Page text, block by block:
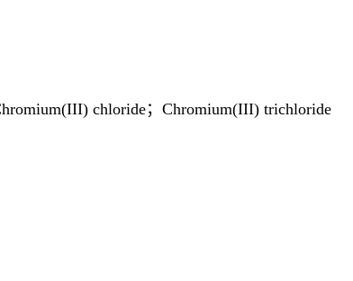
chloride；Chromium(III) trichloride